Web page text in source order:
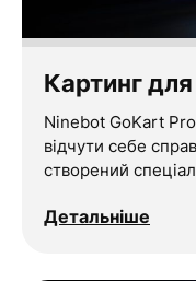
Картинг для
Ninebot GoKart
відчути себе
створений
Детальніше